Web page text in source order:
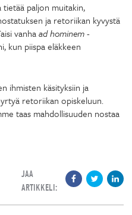
tietää paljon muitakin,
ja retoriikan kyvystä
vanhaad hominem-
kun piispa eläkkeen
ihmisten käsityksiin ja
retoriikan opiskeluun.
taas mahdollisuuden nostaa
JAA
ARTIKKELI: